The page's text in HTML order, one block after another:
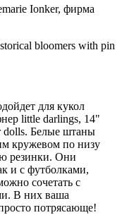
Ionker, фирма
bloomers with pin
для кукол
little darlings, 14"
dolls. Белые штаны
кружевом по низу
резинки. Они
и с футболками,
сочетать с
В них ваша
потрясающе!